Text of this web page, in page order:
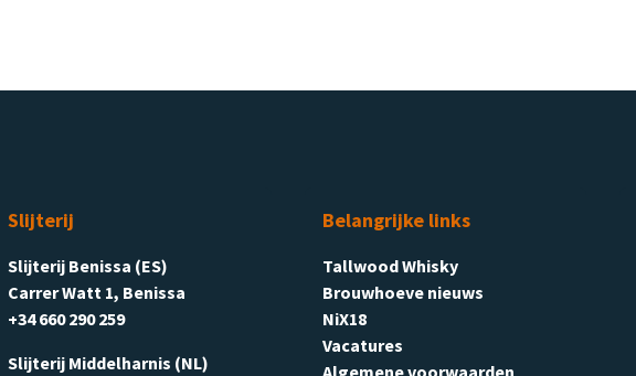
Slijterij
Slijterij Benissa (ES)
Carrer Watt 1, Benissa
+34 660 290 259
Slijterij Middelharnis (NL)
Belangrijke links
Tallwood Whisky
Brouwhoeve nieuws
NiX18
Vacatures